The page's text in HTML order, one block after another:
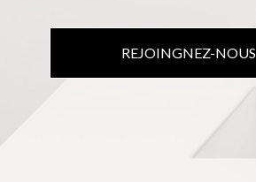
REJOINGNEZ-NOUS